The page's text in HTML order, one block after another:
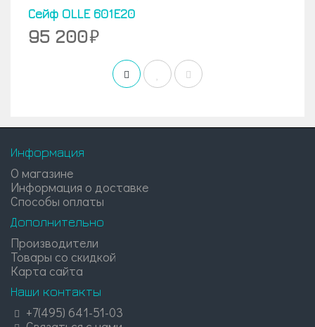
Сейф OLLE 601E20
95 200
Информация
О магазине
Информация о доставке
Способы оплаты
Дополнительно
Производители
Товары со скидкой
Карта сайта
Наши контакты
+7(495) 641-51-03